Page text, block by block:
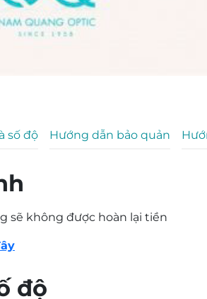
số độ Hướng dẫn bảo quản
sẽ không được hoàn lại tiền
độ